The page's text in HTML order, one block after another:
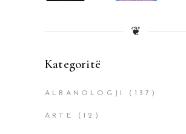
❦
Kategoritë
ALBANOLOGJI (137)
ARTE (12)